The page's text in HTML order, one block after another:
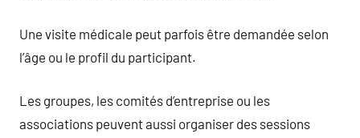
Une visite médicale peut parfois être demandée selon
l’âge ou le profil du participant.
Les groupes, les comités d’entreprise ou les
associations peuvent aussi organiser des sessions